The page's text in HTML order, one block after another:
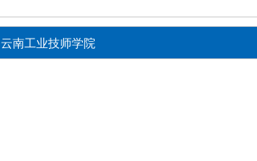
云南工业技师学院